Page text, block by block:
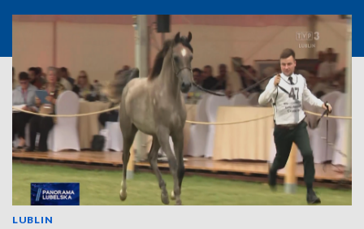
LUBLIN